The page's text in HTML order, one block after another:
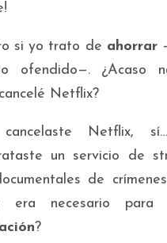
si yo trato de ahorrar
ofendido—. ¿Acaso
Netflix?
Netflix,
un servicio de
de
era necesario para
?